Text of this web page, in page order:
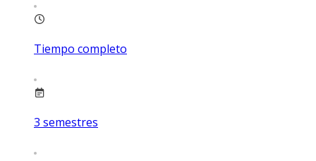
Tiempo completo
3 semestres